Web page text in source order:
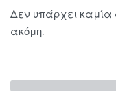
Δεν υπάρχει καμία
ακόμη.